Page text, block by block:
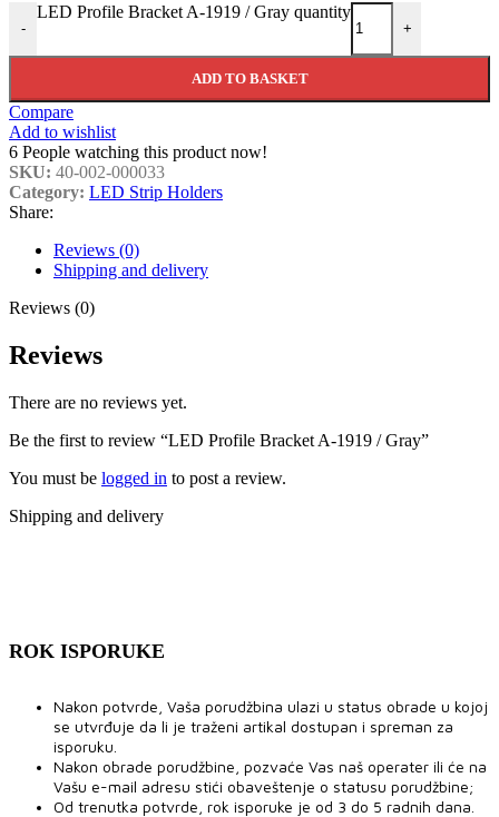
-
LED Profile Bracket A-1919 / Gray quantity
+
ADD TO BASKET
Compare
Add to wishlist
6 People watching this product now!
SKU: 40-002-000033
Category: LED Strip Holders
Share:
Reviews (0)
Shipping and delivery
Reviews (0)
Reviews
There are no reviews yet.
Be the first to review “LED Profile Bracket A-1919 / Gray”
You must be logged in to post a review.
Shipping and delivery
ROK ISPORUKE
Nakon potvrde, Vaša porudžbina ulazi u status obrade u kojoj
se utvrđuje da li je traženi artikal dostupan i spreman za
isporuku.
Nakon obrade porudžbine, pozvaće Vas naš operater ili će na
Vašu e-mail adresu stići obaveštenje o statusu porudžbine;
Od trenutka potvrde, rok isporuke je od 3 do 5 radnih dana.